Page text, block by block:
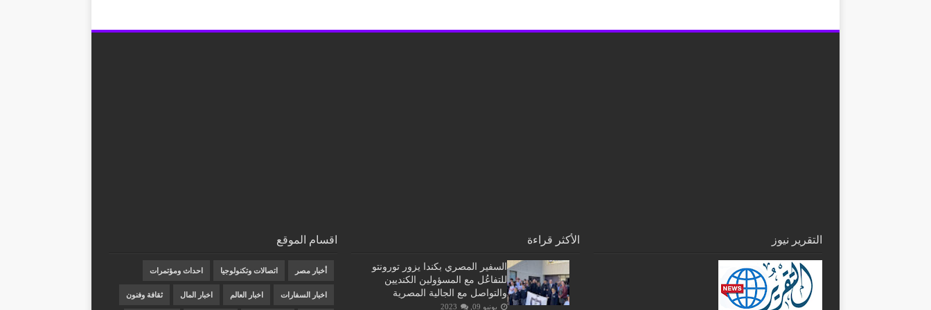
التقرير نيوز الأكثر قراءة
السفير المصري بكندا يزور تورونتو
للتفاعُل مع المسؤولين الكنديين
والتواصل مع الجالية المصرية
يونيو 09, 2023
اقسام الموقع
أخبار مصر اتصالات وتكنولوجيا احداث ومؤتمرات
اخبار السفارات اخبار العالم اخبار المال ثقافة وفنون